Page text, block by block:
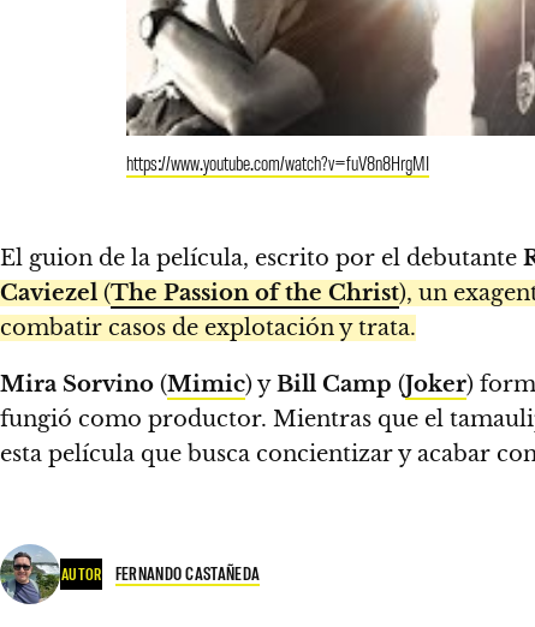
https://www.youtube.com/watch?v=fuV8n8HrgMI
El guion de la película, escrito por el debutante
Caviezel (The Passion of the Christ), un
combatir casos de explotación y trata.
Mira Sorvino (Mimic) yBill Camp (Joker)
fungió como productor. Mientras que el
esta película que busca concientizar y acabar
AUTOR FERNANDO CASTAÑEDA